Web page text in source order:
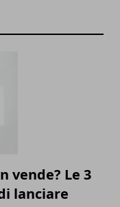
vende? Le 3
lanciare